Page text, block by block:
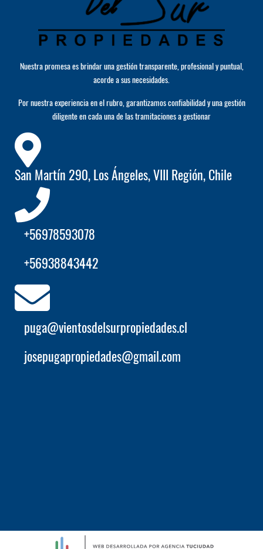
Nuestra promesa es brindar una gestión transparente, profesional y puntual,
acorde a sus necesidades.
Por nuestra experiencia en el rubro, garantizamos confiabilidad y una gestión
diligente en cada una de las tramitaciones a gestionar
San Martín 290, Los Ángeles, VIII Región, Chile
+56978593078
+56938843442
puga@vientosdelsurpropiedades.cl
josepugapropiedades@gmail.com